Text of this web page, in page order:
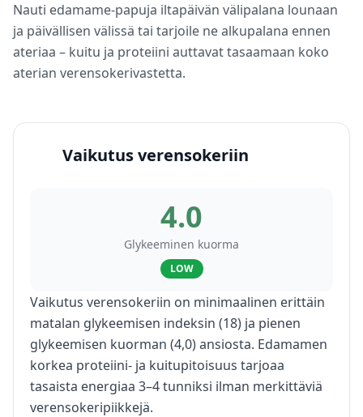
Nauti edamame-papuja iltapäivän välipalana lounaan
ja päivällisen välissä tai tarjoile ne alkupalana ennen
ateriaa – kuitu ja proteiini auttavat tasaamaan koko
aterian verensokerivastetta.
Vaikutus verensokeriin
4.0
Glykeeminen kuorma
LOW
Vaikutus verensokeriin on minimaalinen erittäin
matalan glykeemisen indeksin (18) ja pienen
glykeemisen kuorman (4,0) ansiosta. Edamamen
korkea proteiini- ja kuitupitoisuus tarjoaa
tasaista energiaa 3–4 tunniksi ilman merkittäviä
verensokeripiikkejä.